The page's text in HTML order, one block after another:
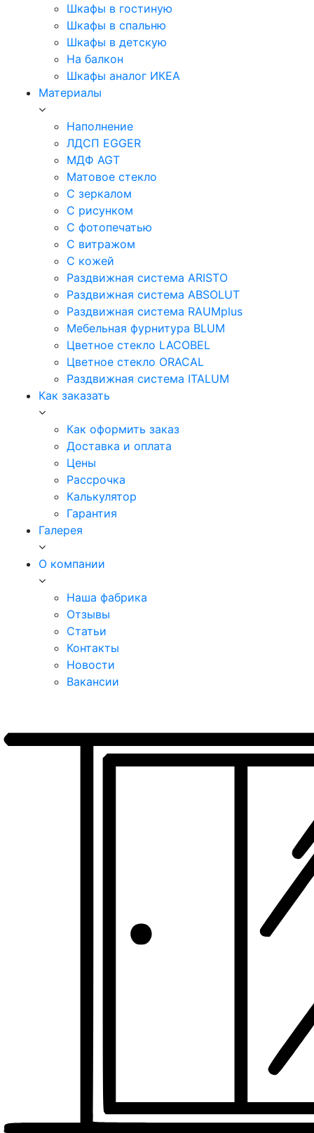
Шкафы в гостиную
Шкафы в спальню
Шкафы в детскую
На балкон
Шкафы аналог ИКЕА
Материалы
Наполнение
ЛДСП EGGER
МДФ AGT
Матовое стекло
С зеркалом
С рисунком
С фотопечатью
С витражом
С кожей
Раздвижная система ARISTO
Раздвижная система ABSOLUT
Раздвижная система RAUMplus
Мебельная фурнитура BLUM
Цветное стекло LACOBEL
Цветное стекло ORACAL
Раздвижная система ITALUM
Как заказать
Как оформить заказ
Доставка и оплата
Цены
Рассрочка
Калькулятор
Гарантия
Галерея
О компании
Наша фабрика
Отзывы
Статьи
Контакты
Новости
Вакансии